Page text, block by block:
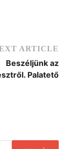
ARTICLE
Beszéljünk az
Palatető